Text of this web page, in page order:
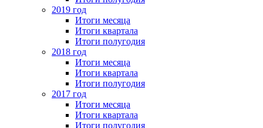
2019 год
Итоги месяца
Итоги квартала
Итоги полугодия
2018 год
Итоги месяца
Итоги квартала
Итоги полугодия
2017 год
Итоги месяца
Итоги квартала
Итоги полугодия